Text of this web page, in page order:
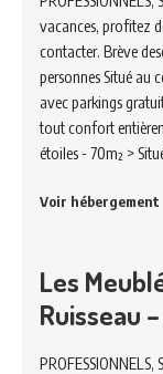
vacances, profitez
contacter. Brève
personnes Situé au
avec parkings
tout confort
étoiles - 70m² >
Voir hébergement
Les
Ruisseau